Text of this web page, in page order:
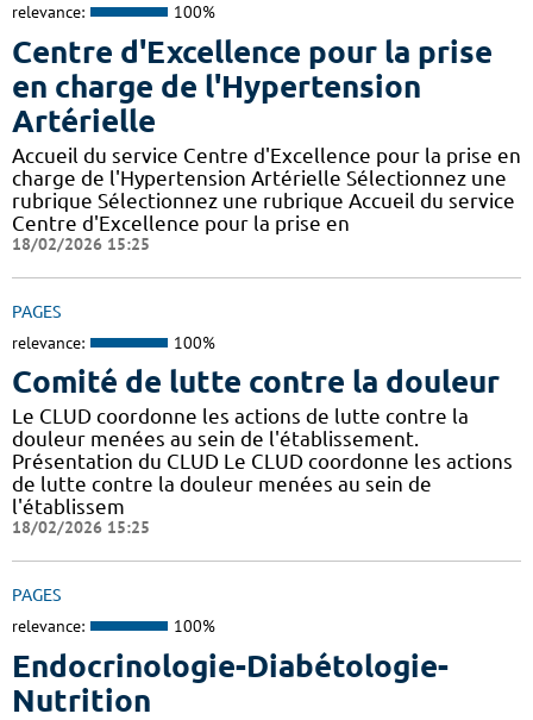
relevance: 100%
Centre d'Excellence pour la prise
en charge de l'Hypertension
Artérielle
Accueil du service Centre d'Excellence pour la prise en
charge de l'Hypertension Artérielle Sélectionnez une
rubrique Sélectionnez une rubrique Accueil du service
Centre d'Excellence pour la prise en
18/02/2026 15:25
PAGES
relevance: 100%
Comité de lutte contre la douleur
Le CLUD coordonne les actions de lutte contre la
douleur menées au sein de l'établissement.
Présentation du CLUD Le CLUD coordonne les actions
de lutte contre la douleur menées au sein de
l'établissem
18/02/2026 15:25
PAGES
relevance: 100%
Endocrinologie-Diabétologie-
Nutrition